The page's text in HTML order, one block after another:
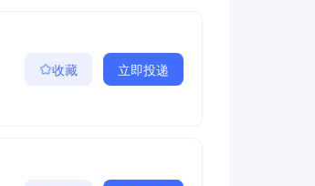
收藏 立即投递